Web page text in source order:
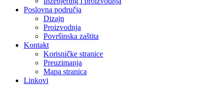
Poslovna područja
Dizajn
Proizvodnja
Površinska zaštita
Kontakt
Korisničke stranice
Preuzimanja
Mapa stranica
Linkovi